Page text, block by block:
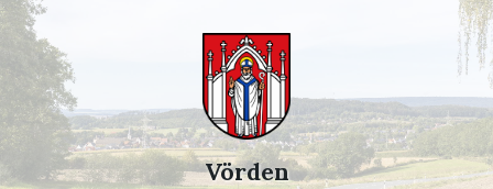
Skip
to
content
Skip
to
main
navigation
Skip
to
footer
Vörden